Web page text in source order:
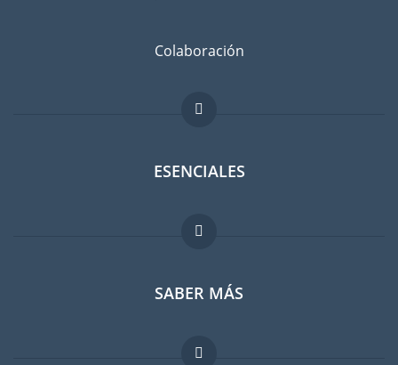
Colaboración
ESENCIALES
Foro para expatriados
Guia para expatriados
Trabajos en el extranjero
SABER MÁS
FAQ